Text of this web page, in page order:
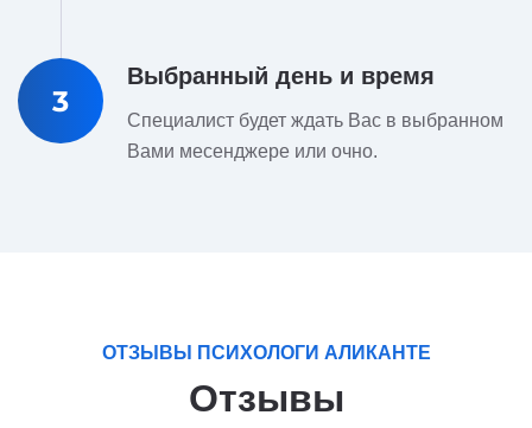
3
Выбранный день и время
Специалист будет ждать Вас в выбранном
Вами месенджере или очно.
ОТЗЫВЫ ПСИХОЛОГИ АЛИКАНТЕ
Отзывы